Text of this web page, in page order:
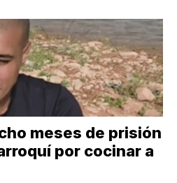
meses de prisión
por cocinar a